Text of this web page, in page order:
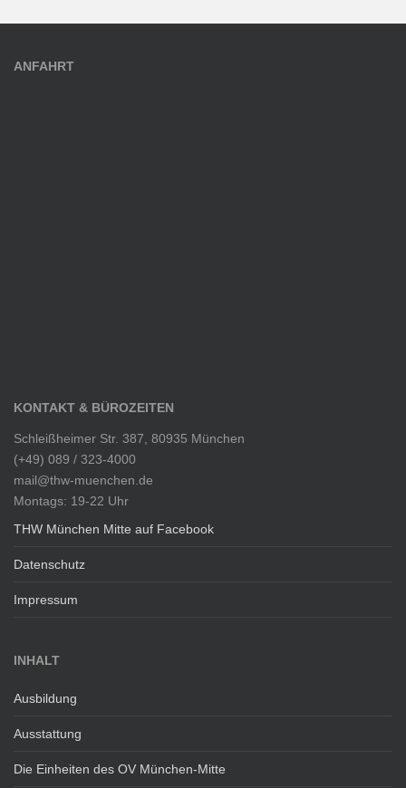
ANFAHRT
KONTAKT & BÜROZEITEN
Schleißheimer Str. 387, 80935 München
(+49) 089 / 323-4000
mail@thw-muenchen.de
Montags: 19-22 Uhr
THW München Mitte auf Facebook
Datenschutz
Impressum
INHALT
Ausbildung
Ausstattung
Die Einheiten des OV München-Mitte